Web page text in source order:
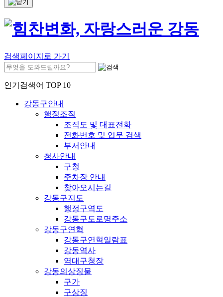
검색페이지로 가기
인기검색어 TOP 10
강동구안내
행정조직
조직도 및 대표전화
전화번호 및 업무 검색
부서안내
청사안내
구청
주차장 안내
찾아오시는길
강동구지도
행정구역도
강동구도로명주소
강동구연혁
강동구연혁일람표
강동역사
역대구청장
강동의상징물
구가
구상징